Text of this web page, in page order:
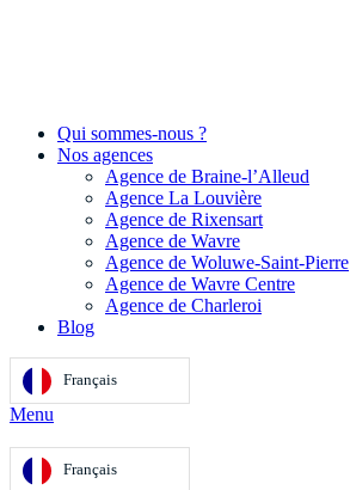
Qui sommes-nous ?
Nos agences
Agence de Braine-l’Alleud
Agence La Louvière
Agence de Rixensart
Agence de Wavre
Agence de Woluwe-Saint-Pierre
Agence de Wavre Centre
Agence de Charleroi
Blog
Français
Menu
Français